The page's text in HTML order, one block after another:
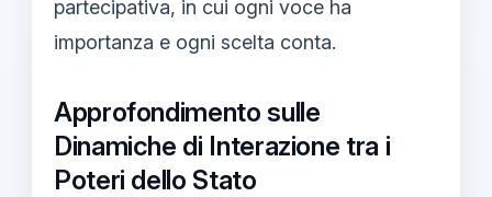
partecipativa, in cui ogni voce ha
importanza e ogni scelta conta.
Approfondimento sulle
Dinamiche di Interazione tra i
Poteri dello Stato